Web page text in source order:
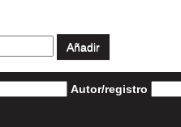
Autor/registro